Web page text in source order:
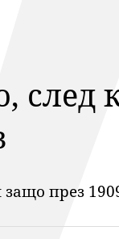
след
през